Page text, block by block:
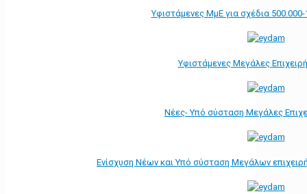
Υφιστάμενες ΜμΕ για σχέδια
Υφιστάμενες Μεγάλες
Νέες- Υπό σύσταση Μεγάλες
Ενίσχυση Νέων και Υπό σύσταση Μεγάλων